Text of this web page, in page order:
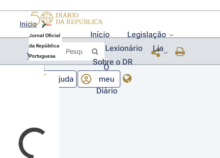
Jornal Oficial
da República
Portuguesa
Início
Legislação
Lexionário
Lia
Sobre o DR
Ajuda
O
meu
Diário
Início
Voltar